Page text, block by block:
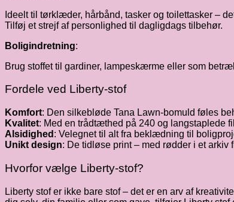
Ideelt til tørklæder, hårbånd, tasker og toilettasker –
Tilføj et strejf af personlighed til dagligdags tilbehør.
Boligindretning:
Brug stoffet til gardiner, lampeskærme eller som
Fordele ved Liberty-stof
Komfort: Den silkebløde Tana Lawn-bomuld føles
Kvalitet: Med en trådtæthed på 240 og langstaplede
Alsidighed : Velegnet til alt fra beklædning til
Unikt design: De tidløse print – med rødder i et arkiv
Hvorfor vælge Liberty-stof?
Liberty stof er ikke bare stof – det er en arv af